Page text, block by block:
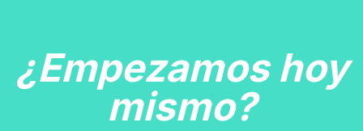
¿Empezamos hoy
mismo?